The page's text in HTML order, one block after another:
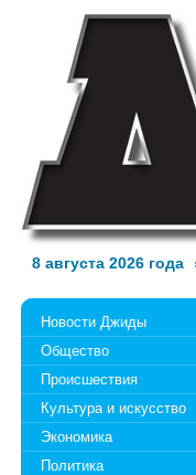
8 августа 2026 года
Новости Джиды
Общество
Происшествия
Культура и искусство
Экономика
Политика